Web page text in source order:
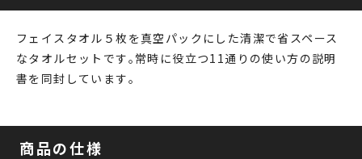
フェイスタオル５枚を真空パックにした清潔で省スペース
なタオルセットです｡常時に役立つ11通りの使い方の説明
書を同封しています｡
商品の仕様